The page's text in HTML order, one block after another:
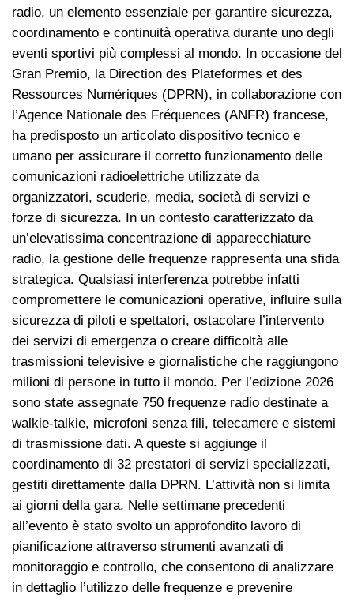
radio, un elemento essenziale per garantire sicurezza,
coordinamento e continuità operativa durante uno degli
eventi sportivi più complessi al mondo. In occasione del
Gran Premio, la Direction des Plateformes et des
Ressources Numériques (DPRN), in collaborazione con
l’Agence Nationale des Fréquences (ANFR) francese,
ha predisposto un articolato dispositivo tecnico e
umano per assicurare il corretto funzionamento delle
comunicazioni radioelettriche utilizzate da
organizzatori, scuderie, media, società di servizi e
forze di sicurezza. In un contesto caratterizzato da
un’elevatissima concentrazione di apparecchiature
radio, la gestione delle frequenze rappresenta una sfida
strategica. Qualsiasi interferenza potrebbe infatti
compromettere le comunicazioni operative, influire sulla
sicurezza di piloti e spettatori, ostacolare l’intervento
dei servizi di emergenza o creare difficoltà alle
trasmissioni televisive e giornalistiche che raggiungono
milioni di persone in tutto il mondo. Per l’edizione 2026
sono state assegnate 750 frequenze radio destinate a
walkie-talkie, microfoni senza fili, telecamere e sistemi
di trasmissione dati. A queste si aggiunge il
coordinamento di 32 prestatori di servizi specializzati,
gestiti direttamente dalla DPRN. L’attività non si limita
ai giorni della gara. Nelle settimane precedenti
all’evento è stato svolto un approfondito lavoro di
pianificazione attraverso strumenti avanzati di
monitoraggio e controllo, che consentono di analizzare
in dettaglio l’utilizzo delle frequenze e prevenire